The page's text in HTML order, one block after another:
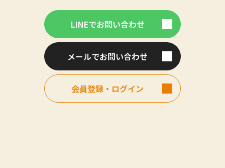
LINEでお問い合わせ
メールでお問い合わせ
会員登録・ログイン